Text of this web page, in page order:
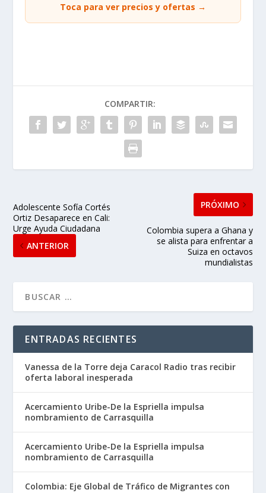
Toca para ver precios y ofertas →
COMPARTIR:
Adolescente Sofía Cortés
Ortiz Desaparece en Cali:
Urge Ayuda Ciudadana
ANTERIOR
PRÓXIMO
Colombia supera a Ghana y
se alista para enfrentar a
Suiza en octavos
mundialistas
ENTRADAS RECIENTES
Vanessa de la Torre deja Caracol Radio tras recibir
oferta laboral inesperada
Acercamiento Uribe-De la Espriella impulsa
nombramiento de Carrasquilla
Acercamiento Uribe-De la Espriella impulsa
nombramiento de Carrasquilla
Colombia: Eje Global de Tráfico de Migrantes con